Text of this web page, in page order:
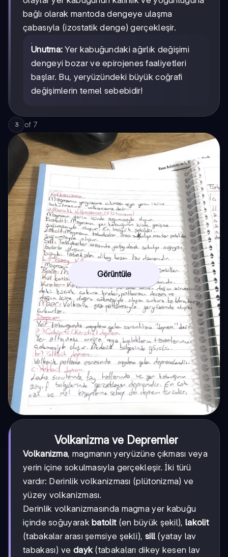
bağlı olarak mantoda dengeye ulaşma
çabasıyla (izostatik denge) gerçekleşir.
Unutma: Yer kabuğundaki ağırlık değişimi
dengeyi bozar ve epirojenes faaliyetleri
başlar. Bu, yeryüzündeki büyük coğrafi
değişimlerin temel sebebidir!
3 of 7
Görüntüle
Volkanizma ve Depremler
Volkanizma, magmanın yeryüzüne çıkması veya
yerin içine sokulmasıyla gerçekleşir. İki türü
vardır: Derinlik volkanizması (plütonizma) ve
yüzey volkanizması.
Derinlik volkanizmasında magma yer kabuğu
içinde soğuyarakbatolit(en büyük şekil), lakolit
(tabakalar arası şemsiye şekli), sill (yatay lav
tabakası) ve dayk (tabakaları dikey kesen lav